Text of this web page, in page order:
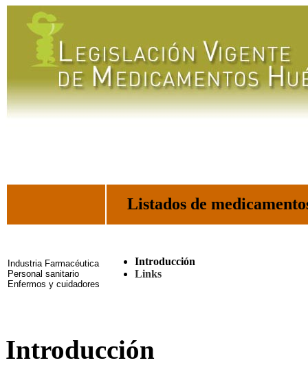
Listados de
Industria Farmacéutica
Personal sanitario
Enfermos y cuidadores
Introducción
Links
Introducción